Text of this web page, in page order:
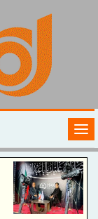
تغییر
وضعیت
ناوبری